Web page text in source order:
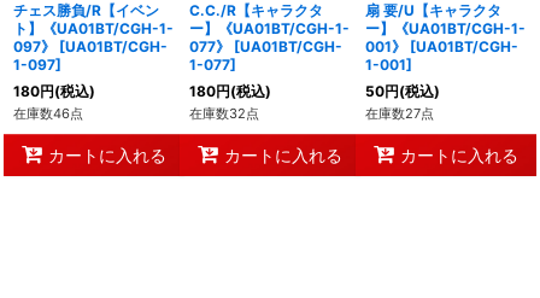
チェス勝負/R【イベン
ト】《UA01BT/CGH-1-
097》
[UA01BT/CGH-
1-097]
180円(税込)
在庫数46点
カートに入れる
C.C./R【キャラクタ
ー】《UA01BT/CGH-1-
077》
[UA01BT/CGH-
1-077]
180円(税込)
在庫数32点
カートに入れる
扇 要/U【キャラクタ
ー】《UA01BT/CGH-1-
001》
[UA01BT/CGH-
1-001]
50円(税込)
在庫数27点
カートに入れる